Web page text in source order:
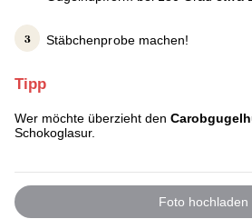
Stäbchenprobe machen!
Tipp
Wer möchte überzieht den
Schokoglasur.
Foto hochladen